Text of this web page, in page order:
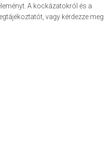
A kockázatokról és a
vagy kérdezze meg